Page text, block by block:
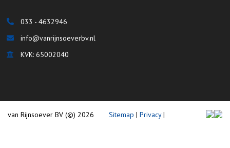
033 - 4632946
info@vanrijnsoeverbv.nl
KVK: 65002040
van Rijnsoever BV (©) 2026 Sitemap | Privacy|